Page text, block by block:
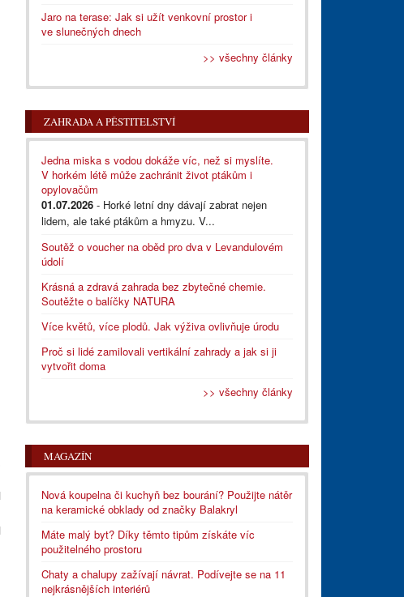
Jaro na terase: Jak si užít venkovní prostor i
ve slunečných dnech
>> všechny články
ZAHRADA A PĚSTITELSTVÍ
Jedna miska s vodou dokáže víc, než si myslíte.
V horkém létě může zachránit život ptákům i
opylovačům
01.07.2026 - Horké letní dny dávají zabrat nejen
lidem, ale také ptákům a hmyzu. V...
Soutěž o voucher na oběd pro dva v Levandulovém
údolí
Krásná a zdravá zahrada bez zbytečné chemie.
Soutěžte o balíčky NATURA
Více květů, více plodů. Jak výživa ovlivňuje úrodu
Proč si lidé zamilovali vertikální zahrady a jak si ji
vytvořit doma
>> všechny články
MAGAZÍN
Nová koupelna či kuchyň bez bourání? Použijte nátěr
na keramické obklady od značky Balakryl
Máte malý byt? Díky těmto tipům získáte víc
použitelného prostoru
Chaty a chalupy zažívají návrat. Podívejte se na 11
nejkrásnějších interiérů